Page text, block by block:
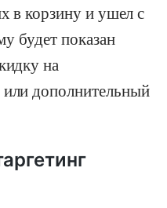
в корзину и ушел с
будет показан
на
дополнительный